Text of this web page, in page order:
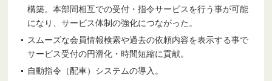
構築。本部間相互での受付・指令サービスを行う事が可能
になり、サービス体制の強化につながった。
スムーズな会員情報検索や過去の依頼内容を表示する事で
サービス受付の円滑化・時間短縮に貢献。
自動指令（配車）システムの導入。